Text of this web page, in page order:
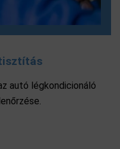
autó légkondicionáló